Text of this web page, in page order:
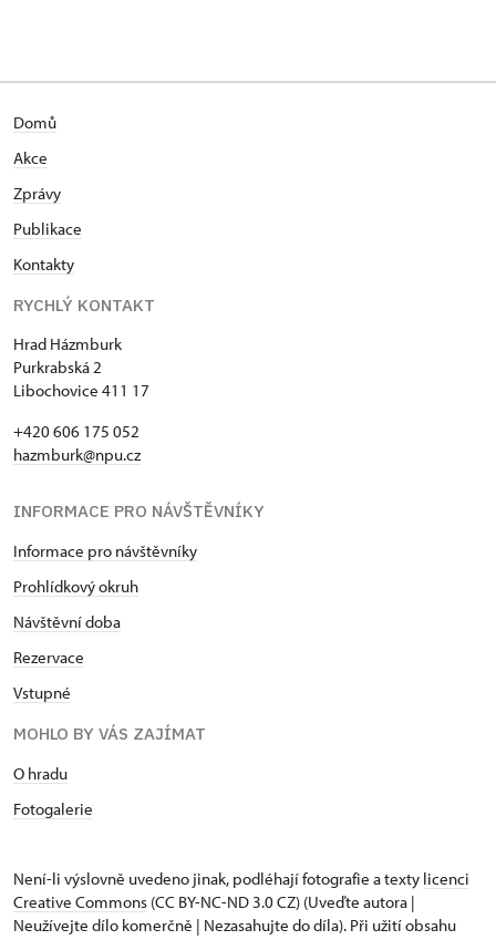
Domů
Akce
Zprávy
Publikace
Kontakty
RYCHLÝ KONTAKT
Hrad Házmburk
Purkrabská 2
Libochovice 411 17
+420 606 175 052
hazmburk@npu.cz
INFORMACE PRO NÁVŠTĚVNÍKY
Informace pro návštěvníky
Prohlídkový okruh
Návštěvní doba
Rezervace
Vstupné
MOHLO BY VÁS ZAJÍMAT
O hradu
Fotogalerie
Není-li výslovně uvedeno jinak, podléhají fotografie a texty licenci
Creative Commons (CC BY-NC-ND 3.0 CZ) (Uveďte autora |
Neužívejte dílo komerčně | Nezasahujte do díla). Při užití obsahu